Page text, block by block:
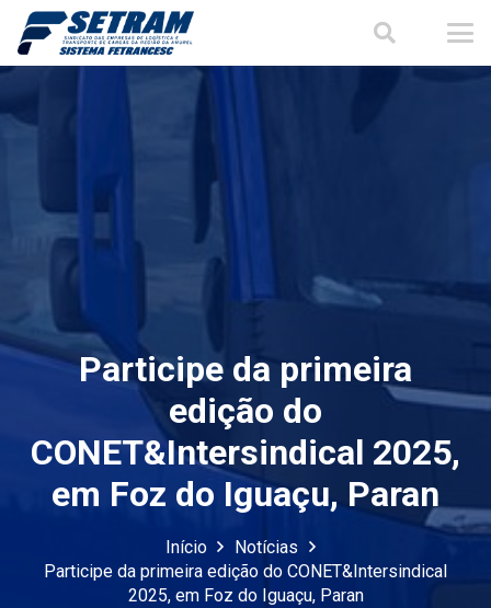
Participe da primeira
edição do
CONET&Intersindical 2025,
em Foz do Iguaçu, Paran
Início
Notícias
Participe da primeira edição do CONET&Intersindical
2025, em Foz do Iguaçu, Paran